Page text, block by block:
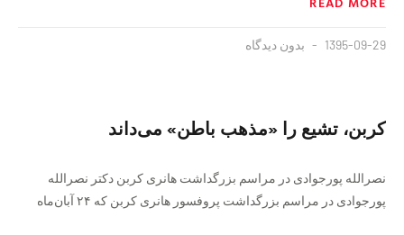
1395-09-29 بدون دیدگاه
کربن، تشیع را «مذهب باطن» می‌داند
نصرالله پورجوادی در مراسم بزرگداشت هانری کربن دکتر نصرالله
پورجوادی در مراسم بزرگداشت پروفسور هانری کربن که ۲۴ آبان‌ماه